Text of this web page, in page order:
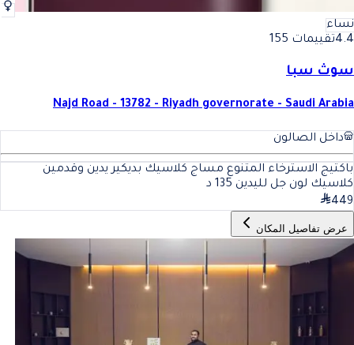
نساء
4.4تقييمات 155
سوث سبا
Najd Road - 13782 - Riyadh governorate - Saudi Arabia
داخل الصالون
باكتيج الاسترخاء المتنوع مساج كلاسيك بديكير يدين وقدمين
كلاسيك لون جل لليدين 135 د
449
عرض تفاصيل المكان